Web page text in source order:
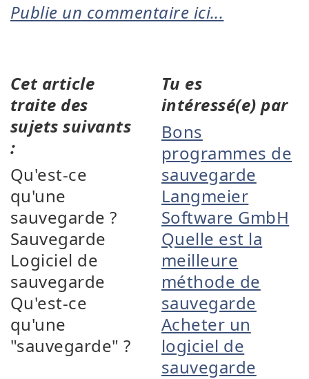
Publie un commentaire ici...
Cet article
traite des
sujets suivants
:
Qu'est-ce
qu'une
sauvegarde ?
Sauvegarde
Logiciel de
sauvegarde
Qu'est-ce
qu'une
"sauvegarde" ?
Tu es
intéressé(e) par
Bons
programmes de
sauvegarde
Langmeier
Software GmbH
Quelle est la
meilleure
méthode de
sauvegarde
Acheter un
logiciel de
sauvegarde